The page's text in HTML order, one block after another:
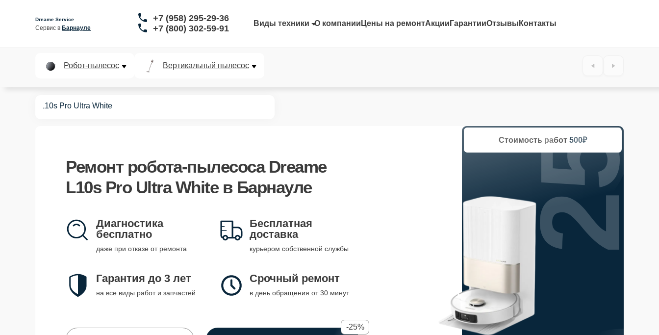
Dreame Service
Сервис в Барнауле
+7 (958) 295-29-36
+7 (800) 302-59-91
Виды техники О компании Цены на ремонтАкции ГарантииОтзывы Контакты
Робот-пылесос Вертикальный пылесос
L10s Pro Ultra White
Ремонт робота-пылесоса Dreame
L10s Pro Ultra Whiteв Барнауле
Диагностика
бесплатно
даже при отказе от ремонта
Бесплатная
доставка
курьером собственной службы
Гарантия до 3 лет
на все виды работ и запчастей
Срочный ремонт
в день обращения от 30 минут
-25%
Стоимость работ 500₽
25%